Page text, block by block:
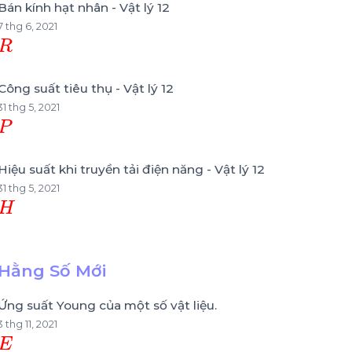
kính hạt nhân - Vật lý 12
thg 6, 2021
suất tiêu thụ - Vật lý 12
thg 5, 2021
suất khi truyền tải điện năng - Vật lý 12
thg 5, 2021
Số Mới
suất Young của một số vật liệu.
thg 11, 2021